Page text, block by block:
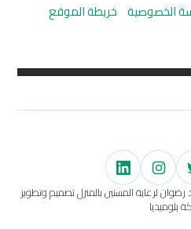
الخصوصية خريطة الموقع
لرعاية المسنين بالمنزل تصميم وتطوير
بلوميديا